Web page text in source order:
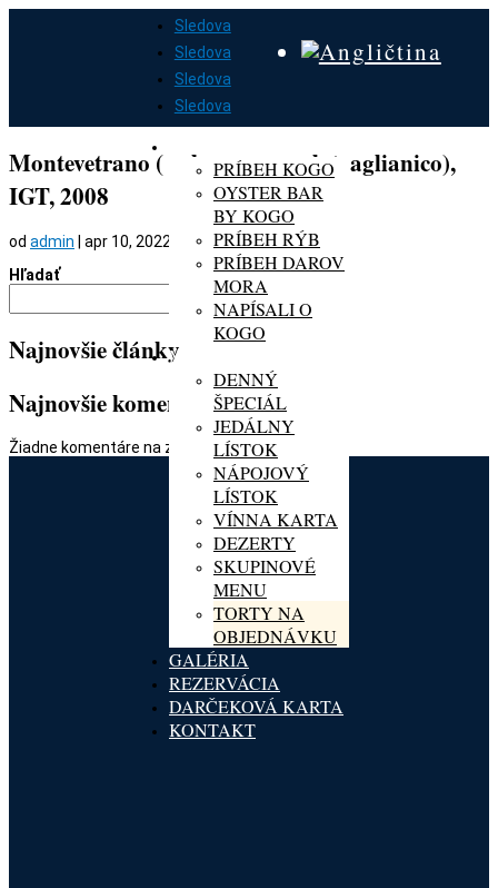
Sledova
Sledova
Sledova
Sledova
DOMOV
PRÍBEH KOGO
OYSTER BAR
BY KOGO
PRÍBEH RÝB
PRÍBEH DAROV
MORA
NAPÍSALI O
KOGO
MENU
DENNÝ
ŠPECIÁL
JEDÁLNY
LÍSTOK
NÁPOJOVÝ
LÍSTOK
VÍNNA KARTA
DEZERTY
SKUPINOVÉ
MENU
TORTY NA
OBJEDNÁVKU
GALÉRIA
REZERVÁCIA
DARČEKOVÁ KARTA
KONTAKT
Montevetrano ( cab.sauv., merlot, aglianico),
IGT, 2008
od admin
apr 10, 2022
Hľadať
Hľadať
Najnovšie články
Najnovšie komentáre
Žiadne komentáre na zobrazenie.